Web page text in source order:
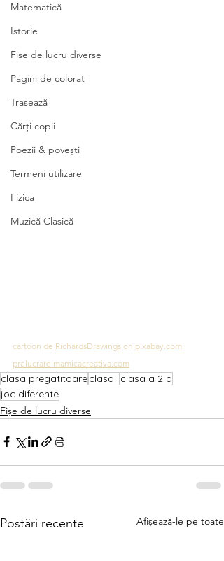
Matematică
Istorie
Fișe de lucru diverse
Pagini de colorat
Trasează
Cărți copii
Poezii & povești
Termeni utilizare
Fizica
Muzică Clasică
cartoon de RichardsDrawings on pixabay.com
prelucrare mamicacreativa.com
clasa pregatitoareclasa I clasa a 2 a
joc diferente
Fișe de lucru diverse
Postări recente Afișează-le pe toate